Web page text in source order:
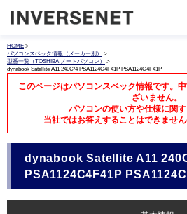
HOME >
パソコンスペック情報（メーカー別）
>
型番一覧（TOSHIBA ノートパソコン）
>
dynabook Satellite A11 240C/4 PSA1124C4F41P PSA1124C4F41P
このページはパソコンスペック情報です。
ざいません。
パソコンの使い方や仕様に関
当社ではお答えすることはできません
dynabook Satellite A11
PSA1124C4F41P